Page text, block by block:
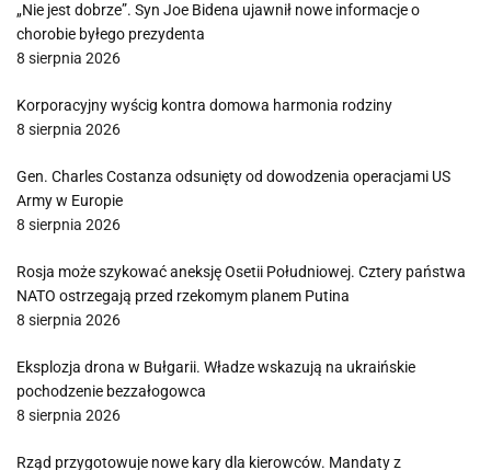
„Nie jest dobrze”. Syn Joe Bidena ujawnił nowe informacje o
chorobie byłego prezydenta
8 sierpnia 2026
Korporacyjny wyścig kontra domowa harmonia rodziny
8 sierpnia 2026
Gen. Charles Costanza odsunięty od dowodzenia operacjami US
Army w Europie
8 sierpnia 2026
Rosja może szykować aneksję Osetii Południowej. Cztery państwa
NATO ostrzegają przed rzekomym planem Putina
8 sierpnia 2026
Eksplozja drona w Bułgarii. Władze wskazują na ukraińskie
pochodzenie bezzałogowca
8 sierpnia 2026
Rząd przygotowuje nowe kary dla kierowców. Mandaty z